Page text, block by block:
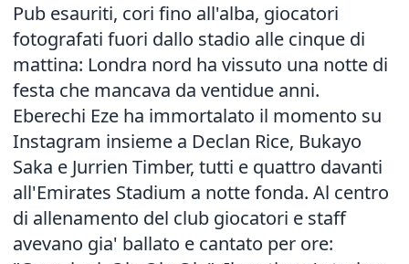
Pub esauriti, cori fino all'alba, giocatori
fotografati fuori dallo stadio alle cinque di
mattina: Londra nord ha vissuto una notte di
festa che mancava da ventidue anni.
Eberechi Eze ha immortalato il momento su
Instagram insieme a Declan Rice, Bukayo
Saka e Jurrien Timber, tutti e quattro davanti
all'Emirates Stadium a notte fonda. Al centro
di allenamento del club giocatori e staff
avevano gia' ballato e cantato per ore: